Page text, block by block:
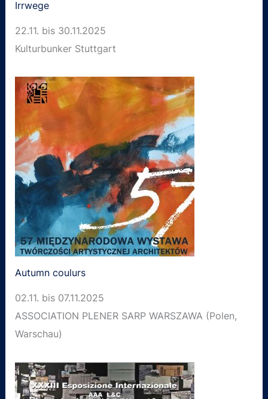
Irrwege
22.11. bis 30.11.2025
Kulturbunker Stuttgart
Autumn coulurs
02.11. bis 07.11.2025
ASSOCIATION PLENER SARP WARSZAWA (Polen,
Warschau)